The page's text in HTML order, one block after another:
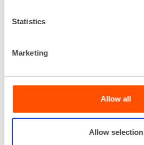
Statistics
Marketing
Allow all
Allow selection
Renta Hämeenlinnan löytää
Tiiriön ABC:n läheisyydestä.